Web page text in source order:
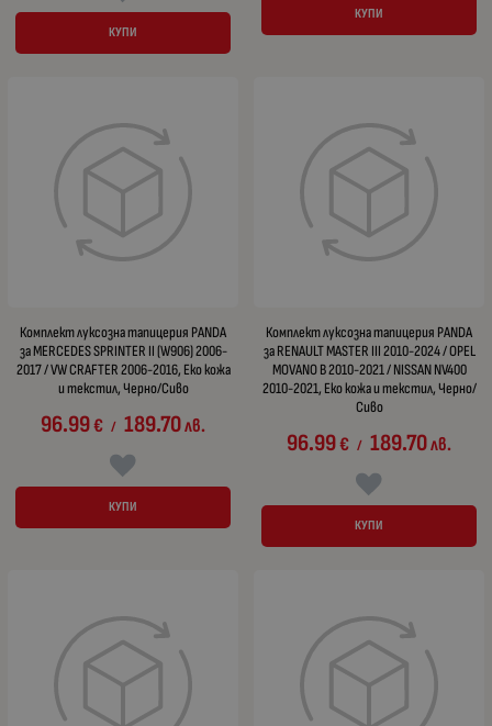
КУПИ
КУПИ
Комплект луксозна тапицерия PANDA
за MERCEDES SPRINTER II (W906) 2006-
2017 / VW CRAFTER 2006-2016, Еко кожа
и текстил, Черно/Сиво
96.99€ / 189.70лв.
КУПИ
Комплект луксозна тапицерия PANDA
за RENAULT MASTER III 2010-2024 / OPEL
MOVANO B 2010-2021 / NISSAN NV400
2010-2021, Еко кожа и текстил, Черно/
Сиво
96.99€ / 189.70лв.
КУПИ